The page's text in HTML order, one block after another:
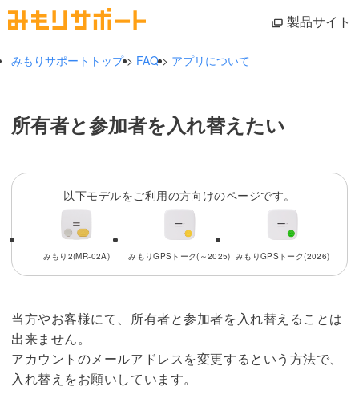
製品サイト
みもりサポートトップ> FAQ> アプリについて
所有者と参加者を入れ替えたい
以下モデルをご利用の方向けのページです。
みもり2(MR-02A) みもりGPSトーク(～2025) みもりGPSトーク(2026)
当方やお客様にて、所有者と参加者を入れ替えることは
出来ません。
アカウントのメールアドレスを変更するという方法で、
入れ替えをお願いしています。